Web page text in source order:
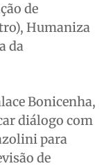
de
Humaniza
da
Bonicenha,
diálogo com
para
de